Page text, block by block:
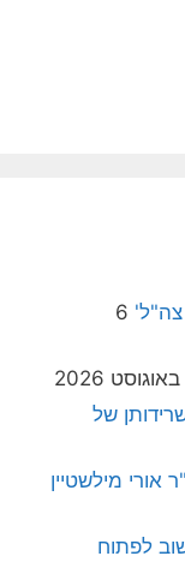
צה"ל' 6
של
אורי מילשטיין
לפתוח